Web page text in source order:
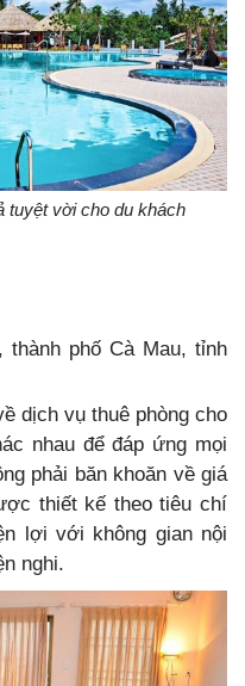
tuyệt vời cho du khách
phố Cà Mau, tỉnh
dịch vụ thuê phòng cho
nhau để đáp ứng mọi
phải băn khoăn về giá
thiết kế theo tiêu chí
lợi với không gian nội
nghi.